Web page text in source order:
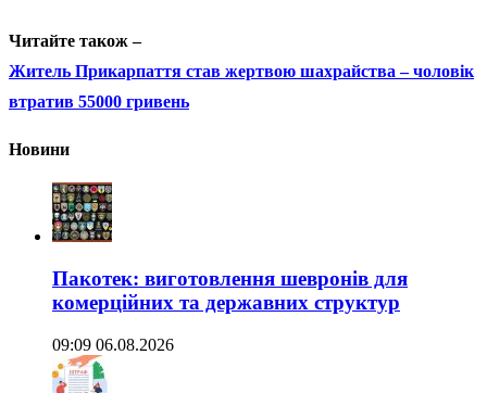
Читайте також –
Житель Прикарпаття став жертвою шахрайства – чоловік
втратив 55000 гривень
Новини
Пакотек: виготовлення шевронів для
комерційних та державних структур
09:09 06.08.2026